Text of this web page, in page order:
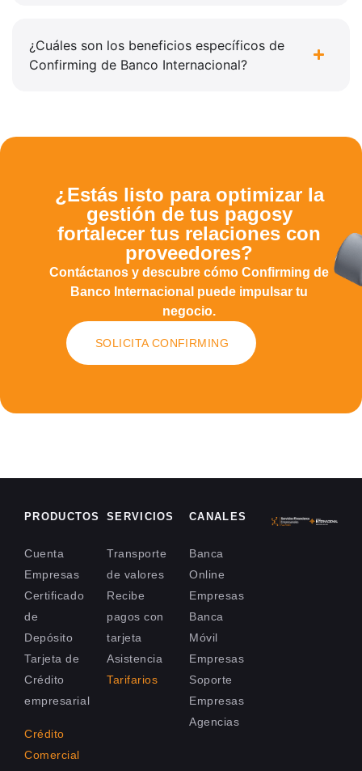
¿Cuáles son los beneficios específicos de
Confirming de Banco Internacional?
¿Estás listo para optimizar la
gestión de tus pagosy
fortalecer tus relaciones con
proveedores?
Contáctanos y descubre cómo Confirming de
Banco Internacional puede impulsar tu
negocio.
SOLICITA CONFIRMING
PRODUCTOS
Cuenta
Empresas
Certificado
de
Depósito
Tarjeta de
Crédito
empresarial
Crédito
Comercial
SERVICIOS
Transporte
de valores
Recibe
pagos con
tarjeta
Asistencia
Tarifarios
CANALES
Banca
Online
Empresas
Banca
Móvil
Empresas
Soporte
Empresas
Agencias